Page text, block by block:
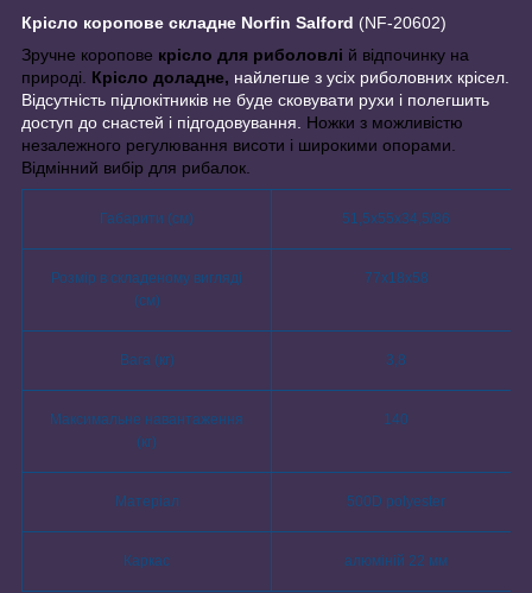
Крісло коропове складне Norfin Salford (NF-20602)
Зручне коропове крісло для риболовлі й відпочинку на
природі. Крісло доладне, найлегше з усіх риболовних крісел.
Відсутність підлокітників не буде сковувати рухи і полегшить
доступ до снастей і підгодовування. Ножки з можливістю
незалежного регулювання висоти і широкими опорами.
Відмінний вибір для рибалок.
Габарити (см) 51,5x55x34,5/86
Розмір в складеному вигляді
(см)
77x18x58
Вага (кг) 3,8
Максимальне навантаження
(кг)
140
Матеріал 500D polyester
Каркас алюміній 22 мм